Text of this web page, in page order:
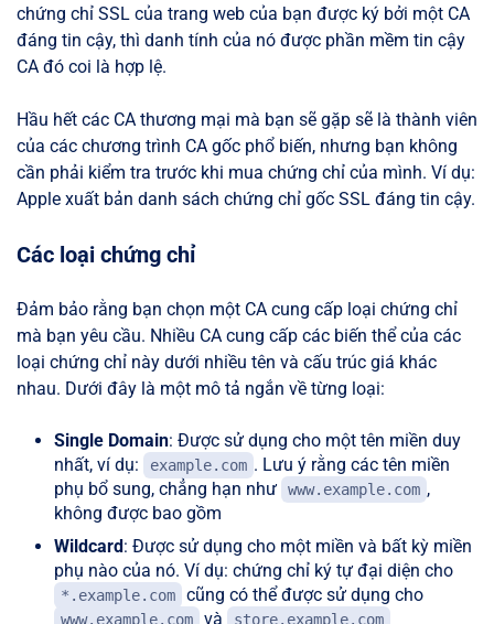
chứng chỉ SSL của trang web của bạn được ký bởi một CA
đáng tin cậy, thì danh tính của nó được phần mềm tin cậy
CA đó coi là hợp lệ.
Hầu hết các CA thương mại mà bạn sẽ gặp sẽ là thành viên
của các chương trình CA gốc phổ biến, nhưng bạn không
cần phải kiểm tra trước khi mua chứng chỉ của mình. Ví dụ:
Apple xuất bản danh sách chứng chỉ gốc SSL đáng tin cậy.
Các loại chứng chỉ
Đảm bảo rằng bạn chọn một CA cung cấp loại chứng chỉ
mà bạn yêu cầu. Nhiều CA cung cấp các biến thể của các
loại chứng chỉ này dưới nhiều tên và cấu trúc giá khác
nhau. Dưới đây là một mô tả ngắn về từng loại:
Single Domain: Được sử dụng cho một tên miền duy
nhất, ví dụ:
example.com . Lưu ý rằng các tên miền
phụ bổ sung, chẳng hạn như
www.example.com ,
không được bao gồm
Wildcard : Được sử dụng cho một miền và bất kỳ miền
phụ nào của nó. Ví dụ: chứng chỉ ký tự đại diện cho
*.example.com cũng có thể được sử dụng cho
www.example.com và store.example.com